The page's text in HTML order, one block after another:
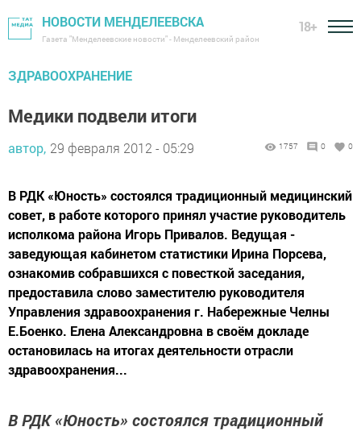
НОВОСТИ МЕНДЕЛЕЕВСКА
Газета "Менделеевские новости" - Менделеевский район
18+
ЗДРАВООХРАНЕНИЕ
Медики подвели итоги
автор, 29 февраля 2012 - 05:29 1757 0 0
В РДК «Юность» состоялся традиционный медицинский
совет, в работе которого принял участие руководитель
исполкома района Игорь Привалов. Ведущая -
заведующая кабинетом статистики Ирина Порсева,
ознакомив собравшихся с повесткой заседания,
предоставила слово заместителю руководителя
Управления здравоохранения г. Набережные Челны
Е.Боенко. Елена Александровна в своём докладе
остановилась на итогах деятельности отрасли
здравоохранения...
В РДК «Юность» состоялся традиционный